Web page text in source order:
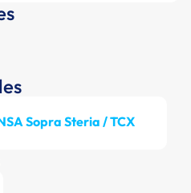
Sopra Steria / TCX